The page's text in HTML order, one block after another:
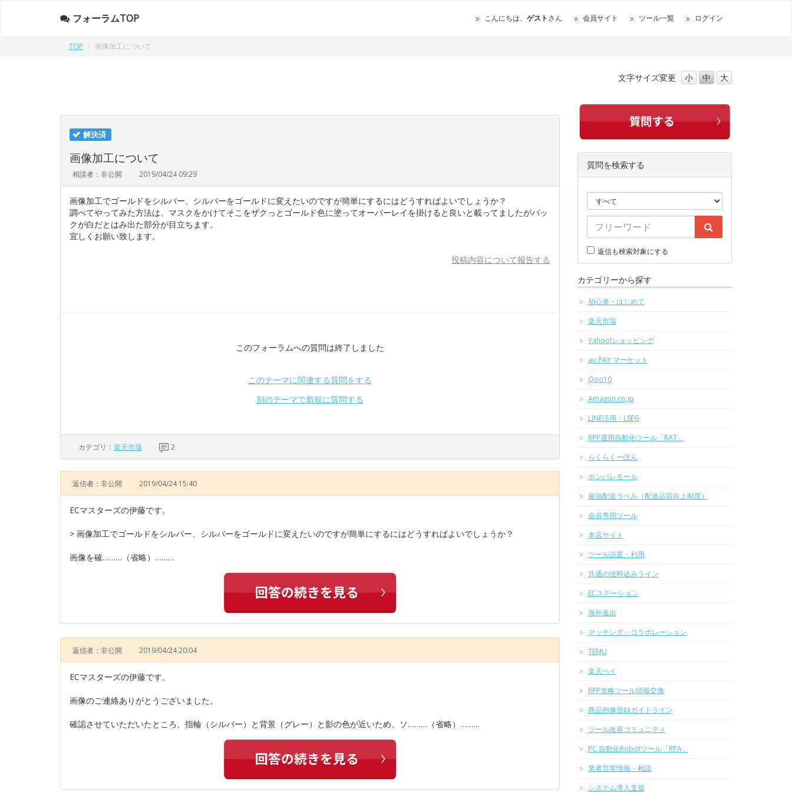
フォーラムTOP こんにちは、 ゲストさん 会員サイト ツール一覧 ログイン
TOP 画像加工について
文字サイズ変更 小 中 大
解決済
画像加工について
相談者：非公開 2019/04/24 09:29
画像加工でゴールドをシルバー、シルバーをゴールドに変えたいのですが簡単にするにはどうすればよいでしょうか？
調べてやってみた方法は、マスクをかけてそこをザクっとゴールド色に塗ってオーバーレイを掛けると良いと載ってましたがバッ
クが白だとはみ出た部分が目立ちます。
宜しくお願い致します。
投稿内容について報告する
このフォーラムへの質問は終了しました
このテーマに関連する質問をする
別のテーマで新規に質問する
カテゴリ： 楽天市場 2
返信者：非公開 2019/04/24 15:40
ECマスターズの伊藤です。
> 画像加工でゴールドをシルバー、シルバーをゴールドに変えたいのですが簡単にするにはどうすればよいでしょうか？
画像を確………（省略）………
返信者：非公開 2019/04/24 20:04
ECマスターズの伊藤です。
画像のご連絡ありがとうございました。
確認させていただいたところ、指輪（シルバー）と背景（グレー）と影の色が近いため、ソ………（省略）………
質問を検索する
返信も検索対象にする
カテゴリーから探す
初心者・はじめて
楽天市場
Yahoo!ショッピング
au PAY マーケット
Qoo10
Amazon.co.jp
LINE活用・LSEG
RPP運用自動化ツール「RAT」
らくらくーぽん
ポンパレモール
最強配送ラベル（配送品質向上制度）
会員専用ツール
本店サイト
ツール設置・利用
共通の送料込みライン
ECステーション
海外進出
マッチング・コラボレーション
TEMU
楽天ペイ
RPP攻略ツール情報交換
商品画像登録ガイドライン
ツール改善コミュニティ
PC 自動化Robotツール「RPA」
業者営業情報・相談
システム導入支援